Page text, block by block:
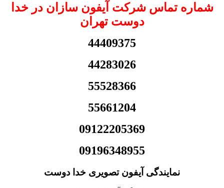
شماره تماس شرکت آیفون سازان در خدا
دوست تهران
44409375
44283026
55528366
55661204
09122205369
09196348955
نمایندگی آیفون تصویری خدا دوست